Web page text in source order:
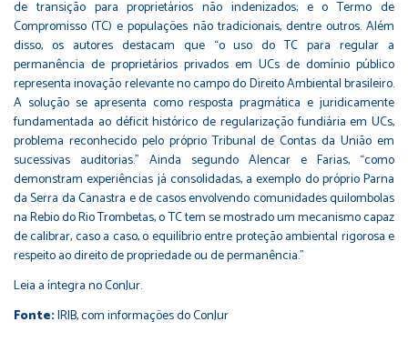
de transição para proprietários não indenizados; e o Termo de
Compromisso (TC) e populações não tradicionais, dentre outros. Além
disso, os autores destacam que “o uso do TC para regular a
permanência de proprietários privados em UCs de domínio público
representa inovação relevante no campo do Direito Ambiental brasileiro.
A solução se apresenta como resposta pragmática e juridicamente
fundamentada ao déficit histórico de regularização fundiária em UCs,
problema reconhecido pelo próprio Tribunal de Contas da União em
sucessivas auditorias.” Ainda segundo Alencar e Farias, “como
demonstram experiências já consolidadas, a exemplo do próprio Parna
da Serra da Canastra e de casos envolvendo comunidades quilombolas
na Rebio do Rio Trombetas, o TC tem se mostrado um mecanismo capaz
de calibrar, caso a caso, o equilíbrio entre proteção ambiental rigorosa e
respeito ao direito de propriedade ou de permanência.”
Leia a íntegra no ConJur.
Fonte:IRIB, com informações do ConJur